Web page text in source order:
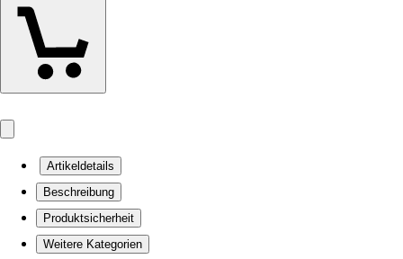
Artikeldetails
Beschreibung
Produktsicherheit
Weitere Kategorien